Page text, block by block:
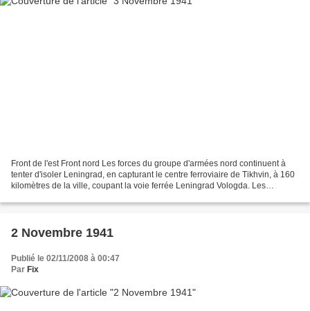
Front de l'est Front nord Les forces du groupe d'armées nord continuent à
tenter d'isoler Leningrad, en capturant le centre ferroviaire de Tikhvin, à 160
kilomètres de la ville, coupant la voie ferrée Leningrad Vologda. Les
2 Novembre 1941
Publié le 02/11/2008 à 00:47
Par Fix